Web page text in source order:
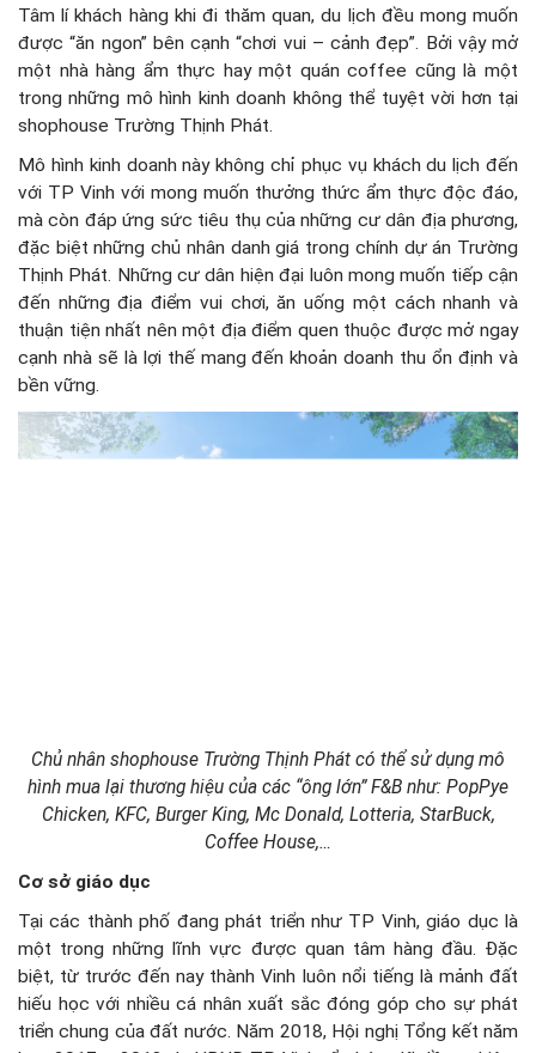
Tâm lí khách hàng khi đi thăm quan, du lịch đều mong muốn
được “ăn ngon” bên cạnh “chơi vui – cảnh đẹp”. Bởi vậy mở
một nhà hàng ẩm thực hay một quán coffee cũng là một
trong những mô hình kinh doanh không thể tuyệt vời hơn tại
shophouse Trường Thịnh Phát.
Mô hình kinh doanh này không chỉ phục vụ khách du lịch đến
với TP Vinh với mong muốn thưởng thức ẩm thực độc đáo,
mà còn đáp ứng sức tiêu thụ của những cư dân địa phương,
đặc biệt những chủ nhân danh giá trong chính dự án Trường
Thịnh Phát. Những cư dân hiện đại luôn mong muốn tiếp cận
đến những địa điểm vui chơi, ăn uống một cách nhanh và
thuận tiện nhất nên một địa điểm quen thuộc được mở ngay
cạnh nhà sẽ là lợi thế mang đến khoản doanh thu ổn định và
bền vững.
Chủ nhân shophouse Trường Thịnh Phát có thể sử dụng mô
hình mua lại thương hiệu của các “ông lớn” F&B như: PopPye
Chicken, KFC, Burger King, Mc Donald, Lotteria, StarBuck,
Coffee House,…
Cơ sở giáo dục
Tại các thành phố đang phát triển như TP Vinh, giáo dục là
một trong những lĩnh vực được quan tâm hàng đầu. Đặc
biệt, từ trước đến nay thành Vinh luôn nổi tiếng là mảnh đất
hiếu học với nhiều cá nhân xuất sắc đóng góp cho sự phát
triển chung của đất nước. Năm 2018, Hội nghị Tổng kết năm